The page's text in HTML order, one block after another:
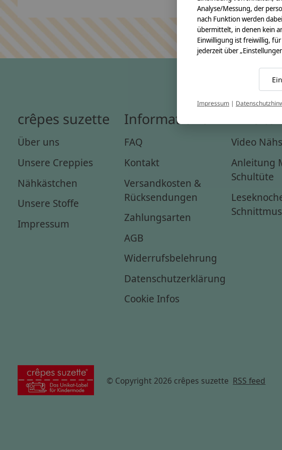
crêpes suzette
Über uns
Unsere Creppies
Nähkästchen
Unsere Stoffe
Impressum
Informationen
FAQ
Kontakt
Versandkosten &
Rücksendungen
Zahlungsarten
AGB
Widerrufsbelehrung
Datenschutzerklärung
Cookie Infos
Video
Anleitung
Schultüte
© Copyright 2026 crêpes suzette RSS feed
Analyse/Messung, der
nach Funktion werden
übermittelt, in denen kein
Einwilligung ist freiwillig,
jederzeit über
Impressum |